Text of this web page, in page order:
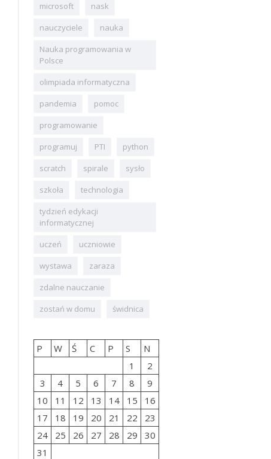
microsoft
nask
nauczyciele
nauka
Nauka programowania w
Polsce
olimpiada informatyczna
pandemia
pomoc
programowanie
programuj
PTI
python
scratch
spirale
sysło
szkoła
technologia
tydzień edykacji
informatycznej
uczeń
uczniowie
wystawa
zaraza
zdalne nauczanie
zostań w domu
świdnica
P W Ś C P S
N
1
2
3
4 5 6 7 8
9
10
11 12 13 14 15
16
17
18 19 20 21 22
23
24
25 26 27 28 29
30
31